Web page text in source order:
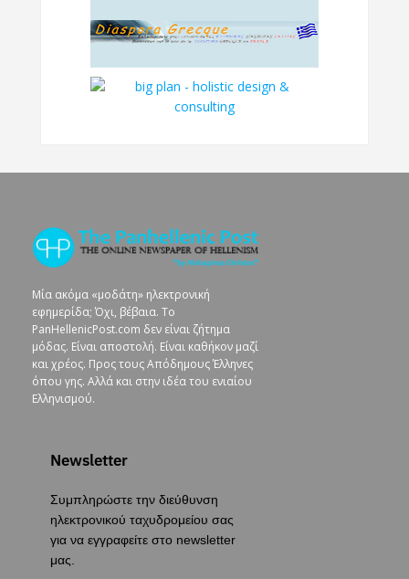
Μία ακόμα «μοδάτη» ηλεκτρονική
εφημερίδα; Όχι, βέβαια. To
PanHellenicPost.com δεν είναι ζήτημα
μόδας. Είναι αποστολή. Είναι καθήκον μαζί
και χρέος. Προς τους Απόδημους Έλληνες
όπου γης. Αλλά και στην ιδέα του ενιαίου
Ελληνισμού.
Newsletter
Συμπληρώστε την διεύθυνση
ηλεκτρονικού ταχυδρομείου σας
για να εγγραφείτε στο newsletter
μας.